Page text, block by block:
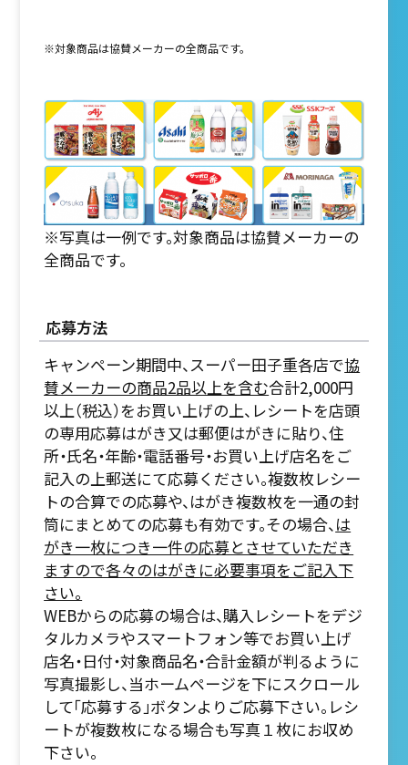
※対象商品は協賛メーカーの全商品です。
※写真は一例です。対象商品は協賛メーカーの
全商品です。
応募方法
キャンペーン期間中、スーパー田子重各店で協
賛メーカーの商品2品以上を含む合計2,000円
以上（税込）をお買い上げの上、レシートを店頭
の専用応募はがき又は郵便はがきに貼り、住
所・氏名・年齢・電話番号・お買い上げ店名をご
記入の上郵送にて応募ください。複数枚レシー
トの合算での応募や、はがき複数枚を一通の封
筒にまとめての応募も有効です。その場合、は
がき一枚につき一件の応募とさせていただき
ますので各々のはがきに必要事項をご記入下
さい。
WEBからの応募の場合は、購入レシートをデジ
タルカメラやスマートフォン等でお買い上げ
店名・日付・対象商品名・合計金額が判るように
写真撮影し、当ホームページを下にスクロール
して「応募する」ボタンよりご応募下さい。レシ
ートが複数枚になる場合も写真１枚にお収め
下さい。